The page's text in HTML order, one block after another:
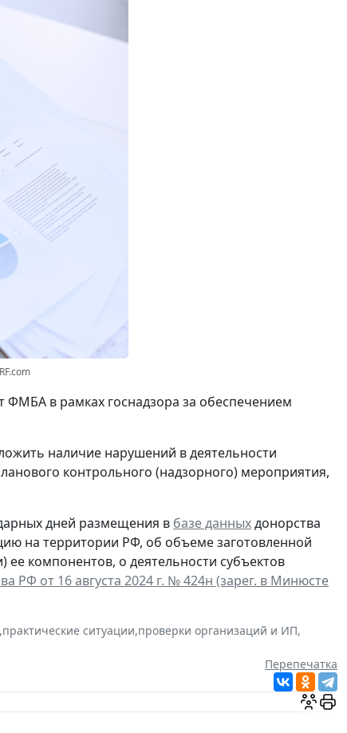
ФМБА в рамках госнадзора за обеспечением
наличие нарушений в деятельности
контрольного (надзорного) мероприятия,
дней размещения в базе данныхдонорства
на территории РФ, об объеме заготовленной
компонентов, о деятельности субъектов
РФ от 16 августа 2024 г. № 424н (зарег. в Минюсте
,практические ситуации,проверки организаций и ИП,
Перепечатка